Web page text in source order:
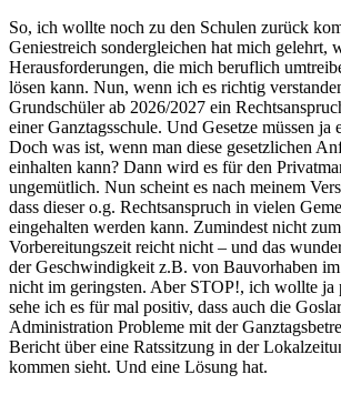
So, ich wollte noch zu den Schulen zurück
Geniestreich sondergleichen hat mich gelehrt,
Herausforderungen, die mich beruflich
lösen kann. Nun, wenn ich es richtig
Grundschüler ab 2026/2027 ein
einer Ganztagsschule. Und Gesetze müssen ja
Doch was ist, wenn man diese gesetzlichen
einhalten kann? Dann wird es für den
ungemütlich. Nun scheint es nach meinem
dass dieser o.g. Rechtsanspruch in vielen
eingehalten werden kann. Zumindest nicht
Vorbereitungszeit reicht nicht – und das
der Geschwindigkeit z.B. von Bauvorhaben
nicht im geringsten. Aber STOP!, ich wollte ja
sehe ich es für mal positiv, dass auch die
Administration Probleme mit der
Bericht über eine Ratssitzung in der
kommen sieht. Und eine Lösung hat.